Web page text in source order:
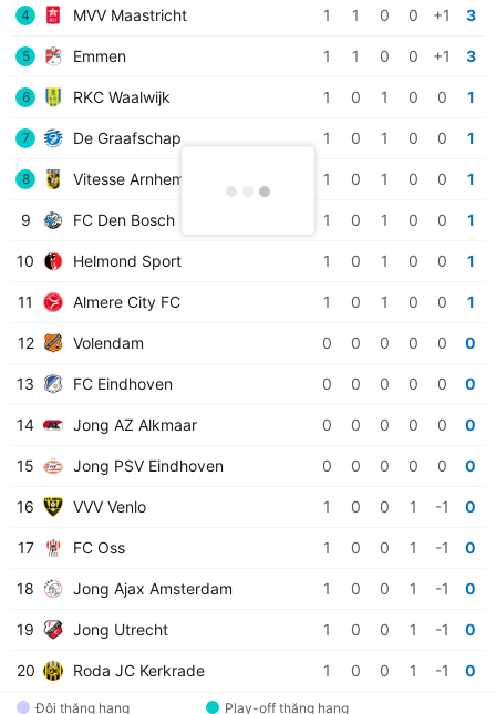
4 MVV Maastricht 1 1 0 0 +1 3
5 Emmen 1 1 0 0 +1 3
6 RKC Waalwijk 1 0 1 0 0 1
7 De Graafschap 1 0 1 0 0 1
8 Vitesse Arnhem 1 0 1 0 0 1
9 FC Den Bosch 1 0 1 0 0 1
10 Helmond Sport 1 0 1 0 0 1
11 Almere City FC 1 0 1 0 0 1
12 Volendam 0 0 0 0 0 0
13 FC Eindhoven 0 0 0 0 0 0
14 Jong AZ Alkmaar 0 0 0 0 0 0
15 Jong PSV Eindhoven 0 0 0 0 0 0
16 VVV Venlo 1 0 0 1 -1 0
17 FC Oss 1 0 0 1 -1 0
18 Jong Ajax Amsterdam 1 0 0 1 -1 0
19 Jong Utrecht 1 0 0 1 -1 0
20 Roda JC Kerkrade 1 0 0 1 -1 0
Đội thăng hạng Play-off thăng hạng